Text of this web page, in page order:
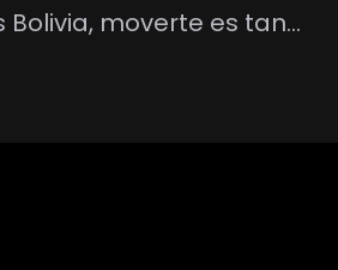
Bolivia, moverte es tan